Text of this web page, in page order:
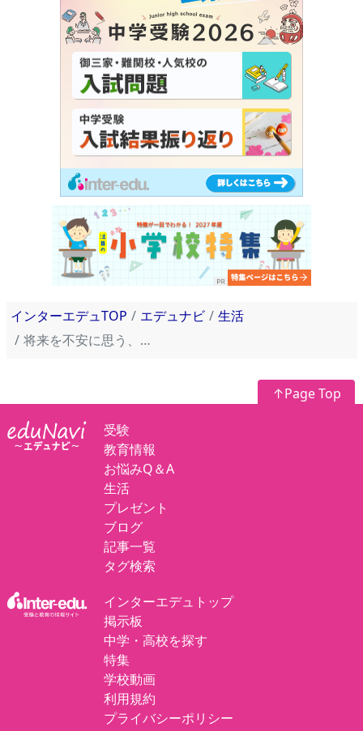
インターエデュTOP エデュナビ
生活
将来を不安に思う、進路に迷う親子に向けて、三賢人が送る進路の指南書
↑Page Top
受験
教育情報
お悩みQ＆A
生活
プレゼント
ブログ
記事一覧
タグ検索
インターエデュトップ
掲示板
中学・高校を探す
特集
学校動画
利用規約
プライバシーポリシー